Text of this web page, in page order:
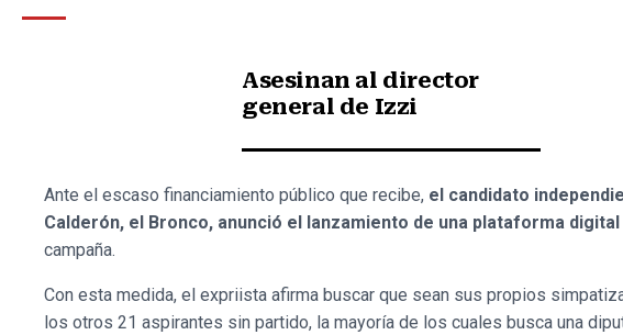
Asesinan al director
general de Izzi
Ante el escaso financiamiento público que recibe, el candidato
Calderón, el Bronco, anunció el lanzamiento de una plataforma
campaña.
Con esta medida, el expriista afirma buscar que sean sus propios
los otros 21 aspirantes sin partido, la mayoría de los cuales busca una